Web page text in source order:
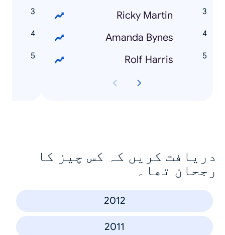
Ricky Martin
Amanda Bynes
Rolf Harris
دریافت کریں کہ کس چیز کا
رجحان تھا۔
2012
2011